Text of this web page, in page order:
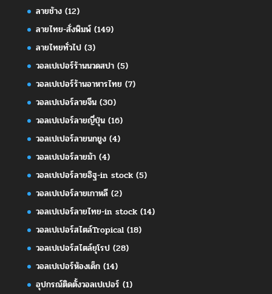
ลายช้าง(12)
ลายไทย-สั่งพิมพ์(149)
ลายไทยทั่วไป(3)
วอลเปเปอร์ร้านนวดสปา(5)
วอลเปเปอร์ร้านอาหารไทย (7)
วอลเปเปอร์ลายจีน(30)
วอลเปเปอร์ลายญี่ปุ่น(16)
วอลเปเปอร์ลายนกยูง(4)
วอลเปเปอร์ลายม้า(4)
วอลเปเปอร์ลายอิฐ-in stock(5)
วอลเปเปอร์ลายเกาหลี(2)
วอลเปเปอร์ลายไทย-in stock(14)
วอลเปเปอร์สไตล์Tropical(18)
วอลเปเปอร์สไตล์ยุโรป(28)
วอลเปเปอร์ห้องเด็ก(14)
อุปกรณ์ติดตั้งวอลเปเปอร์ (1)